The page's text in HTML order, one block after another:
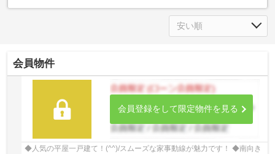
会員物件
会員登録をして限定物件を見る
◆人気の平屋一戸建て！(^^)/スムーズな家事動線が魅力です！ ◆南向き